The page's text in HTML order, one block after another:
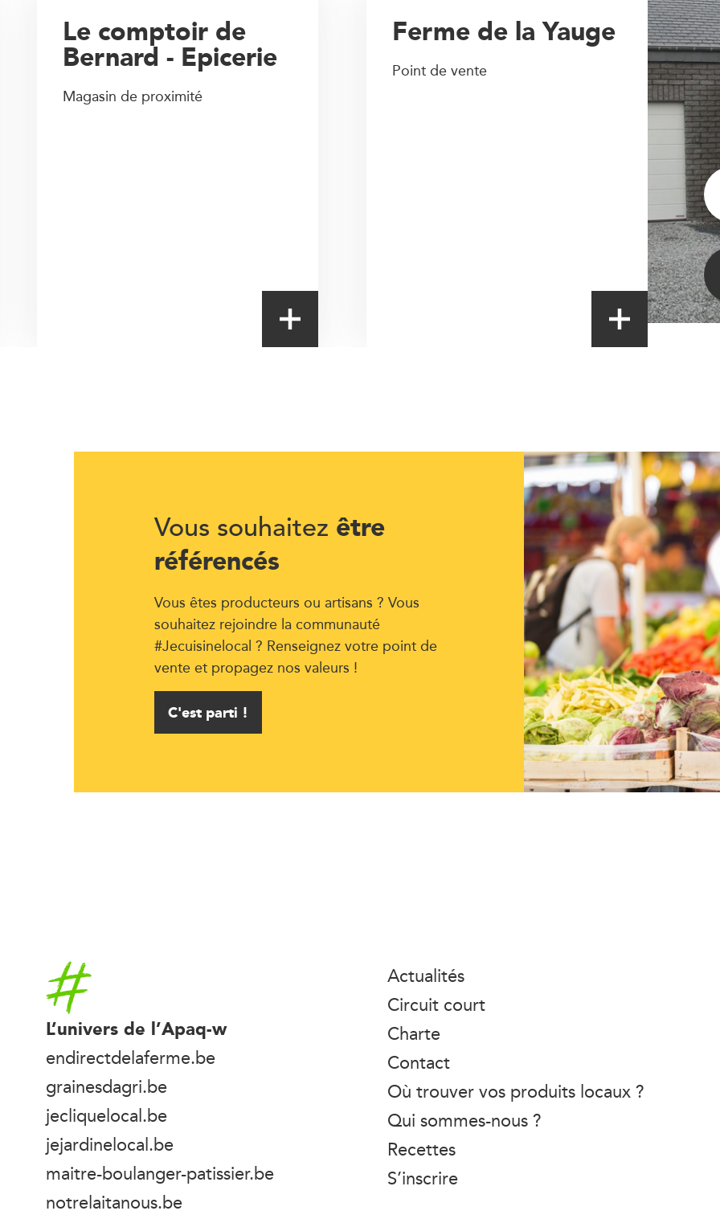
Ferme de la Yauge
Point de vente
Le comptoir de
Bernard - Epicerie
Magasin de proximité
Vous souhaitez être
référencés
Vous êtes producteurs ou artisans ? Vous
souhaitez rejoindre la communauté
#Jecuisinelocal ? Renseignez votre point de
vente et propagez nos valeurs !
C'est parti !
Accueil
L’univers de l’Apaq-w
endirectdelaferme.be
grainesdagri.be
jecliquelocal.be
jejardinelocal.be
maitre-boulanger-patissier.be
notrelaitanous.be
Actualités
Circuit court
Charte
Contact
Où trouver vos produits locaux ?
Qui sommes-nous ?
Recettes
S’inscrire